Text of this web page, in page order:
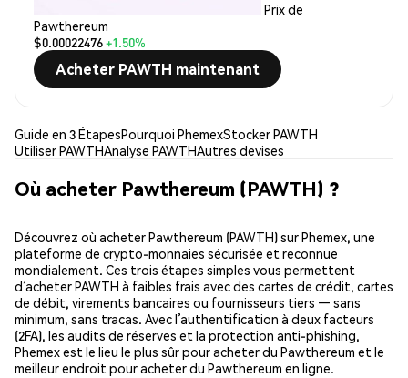
Prix de
Pawthereum
$0.00022476+1.50%
Acheter PAWTH maintenant
Guide en 3 ÉtapesPourquoi PhemexStocker PAWTH
Utiliser PAWTHAnalyse PAWTHAutres devises
Où acheter Pawthereum (PAWTH) ?
Découvrez où acheter Pawthereum (PAWTH) sur Phemex, une
plateforme de crypto-monnaies sécurisée et reconnue
mondialement. Ces trois étapes simples vous permettent
d’acheter PAWTH à faibles frais avec des cartes de crédit, cartes
de débit, virements bancaires ou fournisseurs tiers — sans
minimum, sans tracas. Avec l’authentification à deux facteurs
(2FA), les audits de réserves et la protection anti-phishing,
Phemex est le lieu le plus sûr pour acheter du Pawthereum et le
meilleur endroit pour acheter du Pawthereum en ligne.